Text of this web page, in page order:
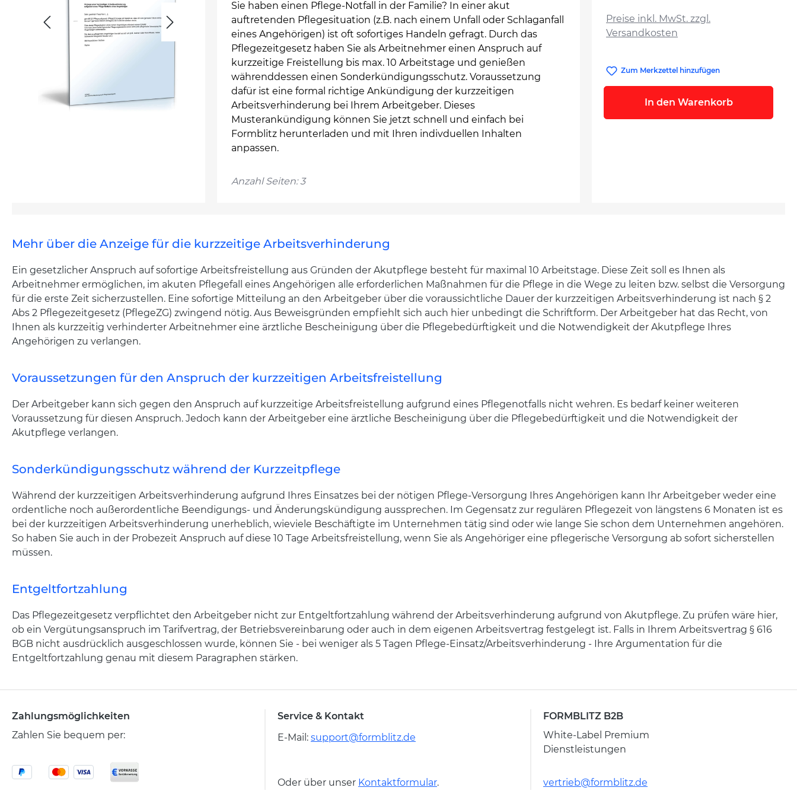
Sie haben einen Pflege-Notfall in der Familie? In einer akut
auftretenden Pflegesituation (z.B. nach einem Unfall oder Schlaganfall
eines Angehörigen) ist oft sofortiges Handeln gefragt. Durch das
Pflegezeitgesetz haben Sie als Arbeitnehmer einen Anspruch auf
kurzzeitige Freistellung bis max. 10 Arbeitstage und genießen
währenddessen einen Sonderkündigungsschutz. Voraussetzung
dafür ist eine formal richtige Ankündigung der kurzzeitigen
Arbeitsverhinderung bei Ihrem Arbeitgeber. Dieses
Musterankündigung können Sie jetzt schnell und einfach bei
Formblitz herunterladen und mit Ihren indivduellen Inhalten
anpassen.
Anzahl Seiten: 3
Preise inkl. MwSt. zzgl.
Versandkosten
Zum Merkzettel hinzufügen
In den Warenkorb
Mehr über die Anzeige für die kurzzeitige Arbeitsverhinderung
Ein gesetzlicher Anspruch auf sofortige Arbeitsfreistellung aus Gründen der Akutpflege besteht für maximal 10 Arbeitstage. Diese Zeit soll es Ihnen als
Arbeitnehmer ermöglichen, im akuten Pflegefall eines Angehörigen alle erforderlichen Maßnahmen für die Pflege in die Wege zu leiten bzw. selbst die Versorgung
für die erste Zeit sicherzustellen. Eine sofortige Mitteilung an den Arbeitgeber über die voraussichtliche Dauer der kurzzeitigen Arbeitsverhinderung ist nach § 2
Abs 2 Pflegezeitgesetz (PflegeZG) zwingend nötig. Aus Beweisgründen empfiehlt sich auch hier unbedingt die Schriftform. Der Arbeitgeber hat das Recht, von
Ihnen als kurzzeitig verhinderter Arbeitnehmer eine ärztliche Bescheinigung über die Pflegebedürftigkeit und die Notwendigkeit der Akutpflege Ihres
Angehörigen zu verlangen.
Voraussetzungen für den Anspruch der kurzzeitigen Arbeitsfreistellung
Der Arbeitgeber kann sich gegen den Anspruch auf kurzzeitige Arbeitsfreistellung aufgrund eines Pflegenotfalls nicht wehren. Es bedarf keiner weiteren
Voraussetzung für diesen Anspruch. Jedoch kann der Arbeitgeber eine ärztliche Bescheinigung über die Pflegebedürftigkeit und die Notwendigkeit der
Akutpflege verlangen.
Sonderkündigungsschutz während der Kurzzeitpflege
Während der kurzzeitigen Arbeitsverhinderung aufgrund Ihres Einsatzes bei der nötigen Pflege-Versorgung Ihres Angehörigen kann Ihr Arbeitgeber weder eine
ordentliche noch außerordentliche Beendigungs- und Änderungskündigung aussprechen. Im Gegensatz zur regulären Pflegezeit von längstens 6 Monaten ist es
bei der kurzzeitigen Arbeitsverhinderung unerheblich, wieviele Beschäftigte im Unternehmen tätig sind oder wie lange Sie schon dem Unternehmen angehören.
So haben Sie auch in der Probezeit Anspruch auf diese 10 Tage Arbeitsfreistellung, wenn Sie als Angehöriger eine pflegerische Versorgung ab sofort sicherstellen
müssen.
Entgeltfortzahlung
Das Pflegezeitgesetz verpflichtet den Arbeitgeber nicht zur Entgeltfortzahlung während der Arbeitsverhinderung aufgrund von Akutpflege. Zu prüfen wäre hier,
ob ein Vergütungsanspruch im Tarifvertrag, der Betriebsvereinbarung oder auch in dem eigenen Arbeitsvertrag festgelegt ist. Falls in Ihrem Arbeitsvertrag § 616
BGB nicht ausdrücklich ausgeschlossen wurde, können Sie - bei weniger als 5 Tagen Pflege-Einsatz/Arbeitsverhinderung - Ihre Argumentation für die
Entgeltfortzahlung genau mit diesem Paragraphen stärken.
Zahlungsmöglichkeiten
Zahlen Sie bequem per:
Service & Kontakt
E-Mail: support@formblitz.de
Oder über unser Kontaktformular.
FORMBLITZ B2B
White-Label Premium
Dienstleistungen
vertrieb@formblitz.de